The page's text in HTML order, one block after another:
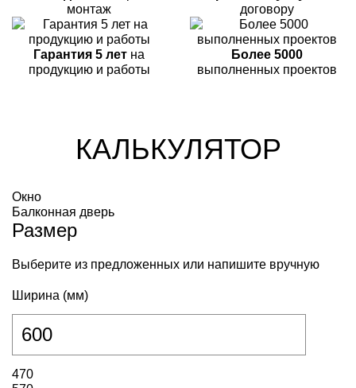
монтаж
договору
Гарантия 5 лет на
продукцию и работы
Более 5000
выполненных проектов
КАЛЬКУЛЯТОР
Окно
Балконная дверь
Размер
Выберите из предложенных или напишите вручную
Ширина (мм)
470